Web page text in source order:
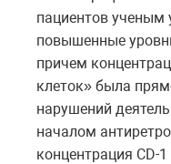
пациентов ученым
повышенные
причем
клеток» была
нарушений
началом
концентрация CD-